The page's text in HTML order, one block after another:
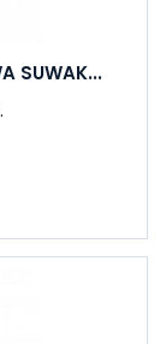
SUWAK...